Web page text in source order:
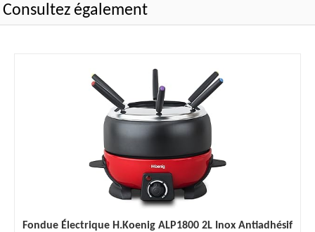
Consultez également
Fondue Électrique H.Koenig ALP1800 2L Inox Antiadhésif